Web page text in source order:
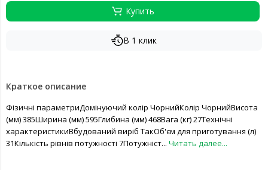
Купить
В 1 клик
Краткое описание
Фізичні параметриДомінуючий колір ЧорнийКолір ЧорнийВисота
(мм) 385Ширина (мм) 595Глибина (мм) 468Вага (кг) 27Технічні
характеристикиВбудований виріб ТакОб'єм для приготування (л)
31Кількість рівнів потужності 7Потужніст... Читать далее...